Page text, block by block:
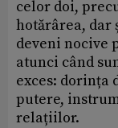
celor doi,
hotărârea, dar
deveni nocive
atunci când
exces: dorința
putere,
relațiilor.